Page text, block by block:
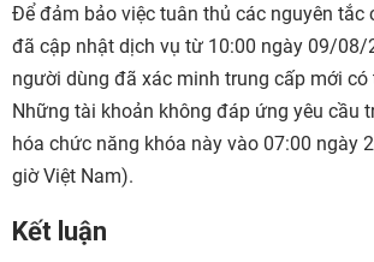
Để đảm bảo việc tuân thủ các nguyên tắc
đã cập nhật dịch vụ từ 10:00 ngày 09/08/
người dùng đã xác minh trung cấp mới có
Những tài khoản không đáp ứng yêu cầu
hóa chức năng khóa này vào 07:00 ngày
giờ Việt Nam).
Kết luận